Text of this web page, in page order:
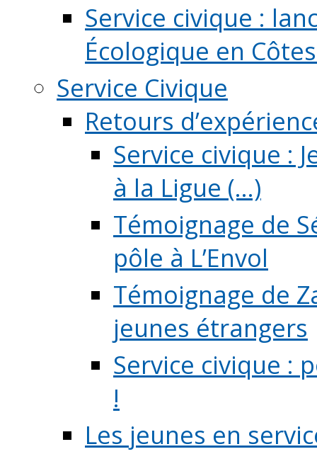
Service civique :
Écologique en
Service Civique
Retours
Service civique :
à la Ligue (...)
Témoignage de
pôle à L’Envol
Témoignage de
jeunes étrangers
Service civique :
!
Les jeunes en